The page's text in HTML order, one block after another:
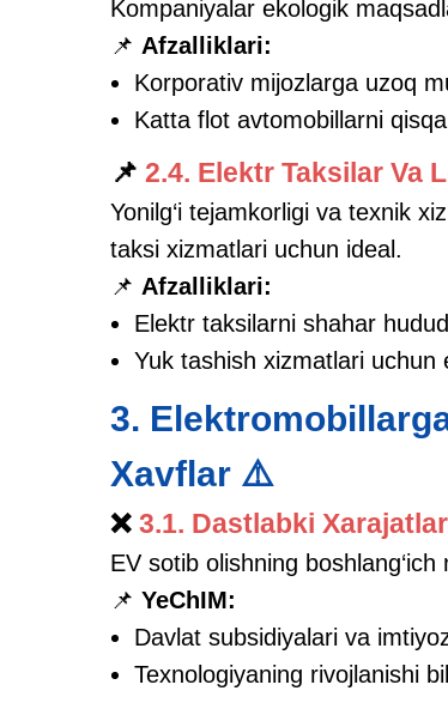
Kompaniyalar ekologik
📌 Afzalliklari:
Korporativ mijozlarga uzoq
Katta flot avtomobillarni
📌 2.4. Elektr Taksilar Va
Yonilg‘i tejamkorligi va texnik
taksi xizmatlari uchun ideal.
📌 Afzalliklari:
Elektr taksilarni shahar
Yuk tashish xizmatlari uchun
3.
Xavflar ⚠️
❌ 3.1. Dastlabki
EV sotib olishning
📌 YeChIM:
Davlat subsidiyalari va
Texnologiyaning rivojlanishi